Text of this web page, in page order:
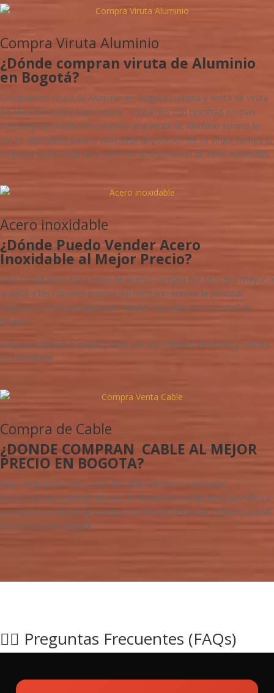
Compra Viruta Aluminio
¿Dónde compran viruta de Aluminio
en Bogotá?
Compramos viruta de Aluminio en Bogotá compra y venta de viruta
en Aluminio a muy buen precio contamos con nuestras propias
metalúrgicas donde procesamos esa viruta de Aluminio somos la
mejor alternativa para la adecuada disposición de su viruta somos la
empresa autorizada para certificar la disposición de esos materiales
Acero inoxidable
¿Dónde Puedo Vender Acero
Inoxidable al Mejor Precio?
Aquí compramos toda clase de aceros compra por kilos por mayor o
al detal a los mejores precios del mercado somos la principal
empresa comercializadora de metales ubicados en la ciudad de
Bogotá
si desea obtener el mejor precio por sus metales llámenos y solicite
su cotización
Compra de Cable
¿DONDE COMPRAN CABLE AL MEJOR
PRECIO EN BOGOTA?
Acá compramos toda clase de cable eléctricos reciclados
Encauchetado o pelado precios de fundidora compramos por kilos o
a mayoristas somos la principal comercializadora de metales ubicad
en la ciudad de Bogotá
🙋‍♂️ Preguntas Frecuentes (FAQs)